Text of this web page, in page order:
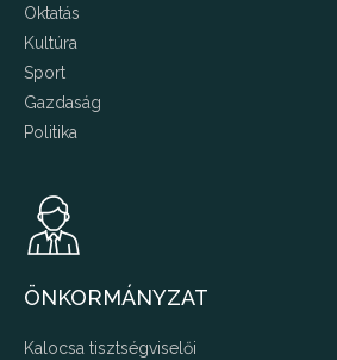
Oktatás
Kultúra
Sport
Gazdaság
Politika
ÖNKORMÁNYZAT
Kalocsa tisztségviselői